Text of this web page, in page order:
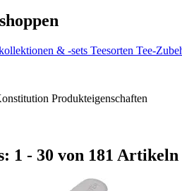
& -sets Teesorten Tee-
Produkteigenschaften
1 - 30 von 181 Artikeln